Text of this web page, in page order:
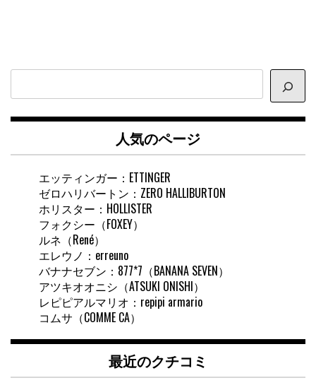
サ
内
索
人気のページ
エッティンガー：ETTINGER
ゼロハリバートン：ZERO HALLIBURTON
ホリスター：HOLLISTER
フォクシー（FOXEY）
ルネ（René）
エレウノ：erreuno
バナナセブン：877*7（BANANA SEVEN）
アツキオオニシ（ATSUKI ONISHI）
レピピアルマリオ：repipi armario
コムサ（COMME CA）
最近のクチコミ